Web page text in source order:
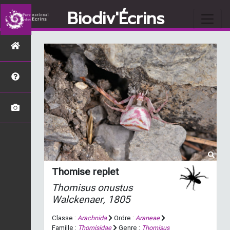
Biodiv'Écrins
Thomise replet
Thomisus onustus
Walckenaer, 1805
Classe : Arachnida Ordre : Araneae
Famille : Thomisidae Genre : Thomisus